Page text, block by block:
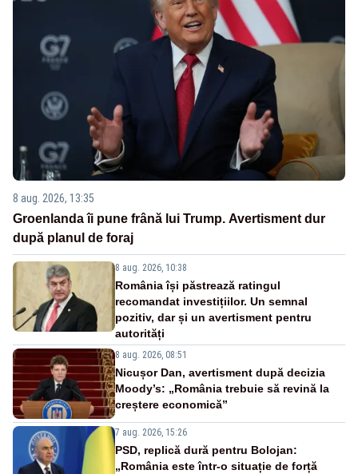
8 aug. 2026, 13:35
Groenlanda îi pune frână lui Trump. Avertisment dur
după planul de foraj
8 aug. 2026, 10:38
România își păstrează ratingul
recomandat investițiilor. Un semnal
pozitiv, dar și un avertisment pentru
autorități
8 aug. 2026, 08:51
Nicușor Dan, avertisment după decizia
Moody’s: „România trebuie să revină la
creștere economică”
7 aug. 2026, 15:26
PSD, replică dură pentru Bolojan:
„România este într-o situație de forță